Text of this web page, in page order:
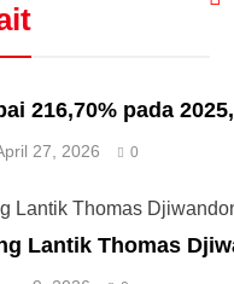
216,70% pada
27, 2026 0
Lantik Thomas
Media Siber Karir
Kebijakan Privasi